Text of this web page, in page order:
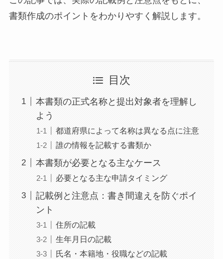
書類作成のポイントをわかりやすく解説します。
目次
本書類の正式名称と提出対象者を理解し
よう
都道府県によって名称は異なる点に注意
誰の情報を記載する書類か
本書類が必要となる主なケース
必要となる主な申請タイミング
記載例と注意点：書き間違えを防ぐポイ
ント
住所の記載
生年月日の記載
氏名・本籍地・役職などの記載